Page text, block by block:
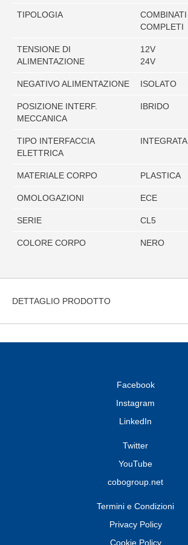
TIPOLOGIA
COMBINATI
COMPLETI
TENSIONE DI
ALIMENTAZIONE
12V
24V
NEGATIVO ALIMENTAZIONE ISOLATO
POSIZIONE INTERF.
MECCANICA
IBRIDO
TIPO INTERFACCIA
ELETTRICA
INTEGRATA
MATERIALE CORPO PLASTICA
OMOLOGAZIONI ECE
SERIE CL5
COLORE CORPO NERO
DETTAGLIO PRODOTTO
Facebook
Instagram
LinkedIn
Twitter
YouTube
cobogroup.net
Termini e Condizioni
Privacy Policy
Cookie Policy